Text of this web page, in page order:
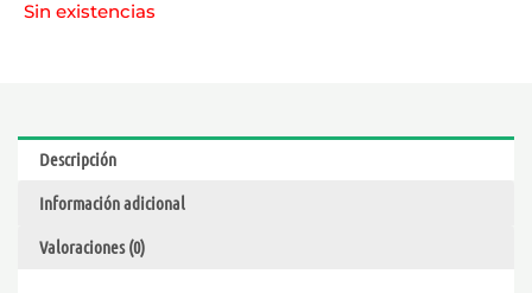
Sin existencias
Descripción
Información adicional
Valoraciones (0)